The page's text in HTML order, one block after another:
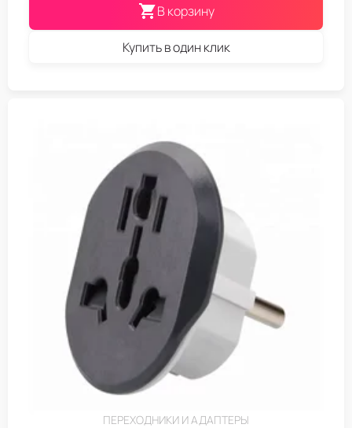
В корзину
Купить в один клик
ПЕРЕХОДНИКИ И АДАПТЕРЫ